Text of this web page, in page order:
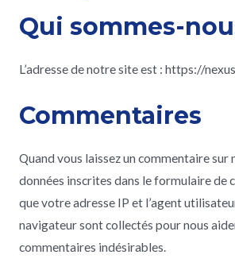
Qui sommes-
L’adresse de notre site est : https://
Commentaires
Quand vous laissez un commentaire sur
données inscrites dans le formulaire de
que votre adresse IP et l’agent
navigateur sont collectés pour nous
commentaires indésirables.